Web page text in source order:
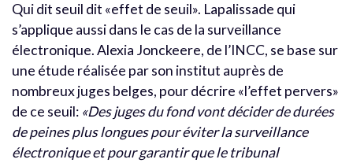
Qui dit seuil dit «effet de seuil». Lapalissade qui
s’applique aussi dans le cas de la surveillance
électronique. Alexia Jonckeere, de l’INCC, se base sur
une étude réalisée par son institut auprès de
nombreux juges belges, pour décrire «l’effet pervers»
de ce seuil: «Des juges du fond vont décider de durées
de peines plus longues pour éviter la surveillance
électronique et pour garantir que le tribunal